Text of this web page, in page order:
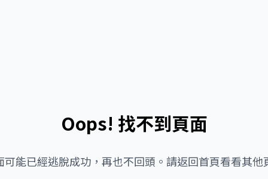
Oops! 找不到頁面
可能已經逃脫成功，再也不回頭。請返回首頁看看其他